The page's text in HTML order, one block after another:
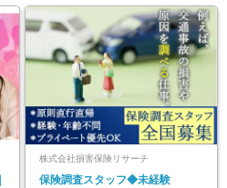
株式会社損害保険リサーチ
保険調査スタッフ◆未経験